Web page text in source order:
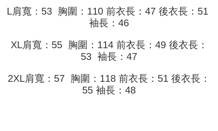
Jika transaksi tidak disahkan dalam masa 30 minit selepas pesanan
akan dibatalkan secara automatik. Jika permohonan gagal pada
peringkat "semakan manual", ini bermakna kriteria pemarkahan sistem
tidak dipenuhi; butiran penilaian khusus tidak akan didedahkan.
[Arahan Pembayaran]
Pembayaran ansuran melalui OP Pay Later akan dibilkan secara
dalam talian dengan SMS pembayaran atau pemberitahuan tolak aplikasi
AFTEE.
bagaimanapun, bagi mereka yang telah memuat turun Aplikasi AFTEE
dan mendaftar sebagai ahli AFTEE boleh menikmati tempoh pembayaran
Tempoh pembayaran dikira dari masa kedai meminta pembayaran anda,
ditambah dengan bilangan hari yang boleh dilanjutkan oleh AFTEE. Anda
boleh melanjutkan tempoh pembayaran anda sebelum anda menerima
NT$499 atau lebih
NT$45/pesanan | Penghantaran percuma untuk pesanan
L肩寬：53 胸圍：110 前衣長：47 後衣長：51
袖長：46
XL肩寬：55 胸圍：114 前衣長：49 後衣長：
53 袖長：47
2XL肩寬：57 胸圍：118 前衣長：51 後衣長：
55 袖長：48